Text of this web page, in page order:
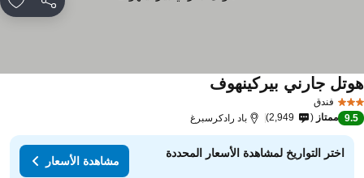
مشاركة
فندق
جارني بيركينهوفمشاهدة الأسعار
9.5 ممتاز 2,949 باد رادكرسبرغ
اختر التواريخ لمشاهدة الأسعار المحددة
مشاهدة الأسعار